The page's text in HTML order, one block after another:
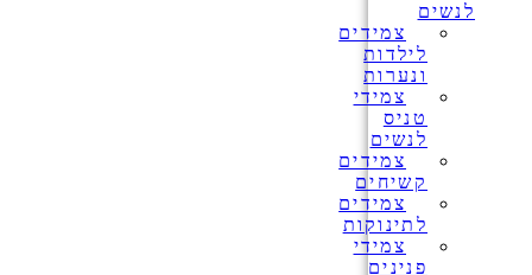
לנשים
צמידים
לילדות
ונערות
צמידי
טניס
לנשים
צמידים
קשיחים
צמידים
לתינוקות
צמידי
פנינים